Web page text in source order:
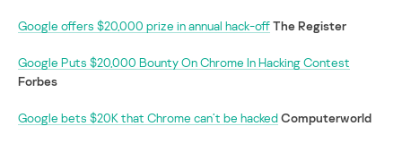
Google offers $20,000 prize in annual hack-offThe Register
Google Puts $20,000 Bounty On Chrome In Hacking Contest
Forbes
Google bets $20K that Chrome can’t be hackedComputerworld